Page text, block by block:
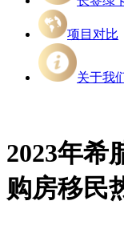
项目对比
关于我
2023年希
购房移民